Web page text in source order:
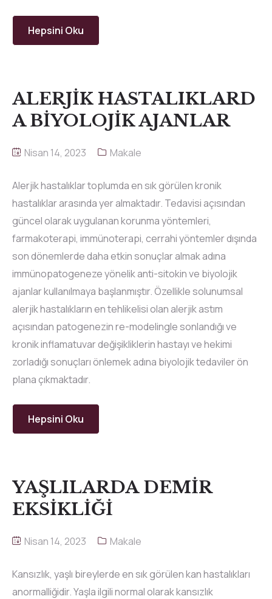
Hepsini Oku
ALERJİK HASTALIKLARD
A BİYOLOJİK AJANLAR
Nisan 14, 2023 Makale
Alerjik hastalıklar toplumda en sık görülen kronik
hastalıklar arasında yer almaktadır. Tedavisi açısından
güncel olarak uygulanan korunma yöntemleri,
farmakoterapi, immünoterapi, cerrahi yöntemler dışında
son dönemlerde daha etkin sonuçlar almak adına
immünopatogeneze yönelik anti-sitokin ve biyolojik
ajanlar kullanılmaya başlanmıştır. Özellikle solunumsal
alerjik hastalıkların en tehlikelisi olan alerjik astım
açısından patogenezin re-modelingle sonlandığı ve
kronik inflamatuvar değişikliklerin hastayı ve hekimi
zorladığı sonuçları önlemek adına biyolojik tedaviler ön
plana çıkmaktadır.
Hepsini Oku
YAŞLILARDA DEMİR
EKSİKLİĞİ
Nisan 14, 2023 Makale
Kansızlık, yaşlı bireylerde en sık görülen kan hastalıkları
anormalliğidir. Yaşla ilgili normal olarak kansızlık